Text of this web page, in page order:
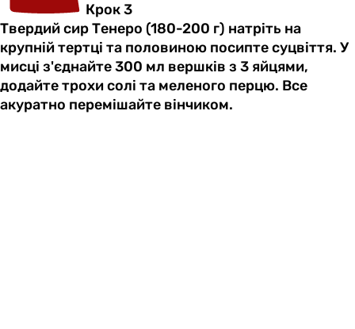
Крок 3
Твердий сир Тенеро (180-200 г) натріть на
крупній тертці та половиною посипте суцвіття. У
мисці з'єднайте 300 мл вершків з 3 яйцями,
додайте трохи солі та меленого перцю. Все
акуратно перемішайте вінчиком.